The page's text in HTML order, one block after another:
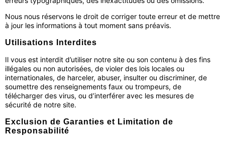
Nous nous réservons le droit de corriger toute erreur et de mettre
à jour les informations à tout moment sans préavis.
Utilisations Interdites
Il vous est interdit d’utiliser notre site ou son contenu à des fins
illégales ou non autorisées, de violer des lois locales ou
internationales, de harceler, abuser, insulter ou discriminer, de
soumettre des renseignements faux ou trompeurs, de
télécharger des virus, ou d’interférer avec les mesures de
sécurité de notre site.
Exclusion de Garanties et Limitation de
Responsabilité